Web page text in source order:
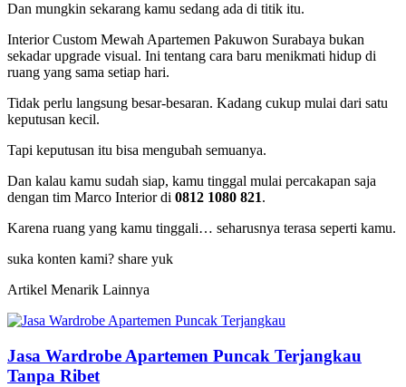
Dan mungkin sekarang kamu sedang ada di titik itu.
Interior Custom Mewah Apartemen Pakuwon Surabaya bukan
sekadar upgrade visual. Ini tentang cara baru menikmati hidup di
ruang yang sama setiap hari.
Tidak perlu langsung besar-besaran. Kadang cukup mulai dari satu
keputusan kecil.
Tapi keputusan itu bisa mengubah semuanya.
Dan kalau kamu sudah siap, kamu tinggal mulai percakapan saja
dengan tim Marco Interior di 0812 1080 821.
Karena ruang yang kamu tinggali… seharusnya terasa seperti kamu.
suka konten kami? share yuk
Artikel Menarik Lainnya
Jasa Wardrobe Apartemen Puncak Terjangkau
Tanpa Ribet